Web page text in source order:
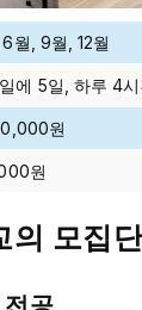
월, 9월, 12월
에 5일, 하루 4
원
원
의 모집